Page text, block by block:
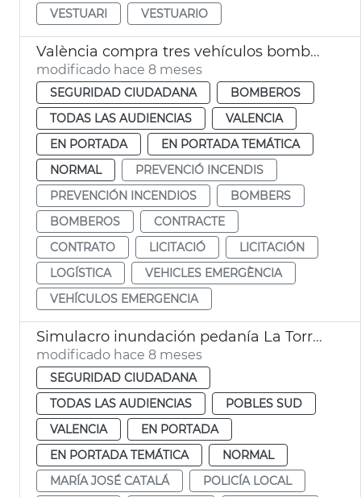
VESTUARI
VESTUARIO
València compra tres vehículos bomberos
modificado hace 8 meses
SEGURIDAD CIUDADANA
BOMBEROS
TODAS LAS AUDIENCIAS
VALENCIA
EN PORTADA
EN PORTADA TEMÁTICA
NORMAL
PREVENCIÓ INCENDIS
PREVENCIÓN INCENDIOS
BOMBERS
BOMBEROS
CONTRACTE
CONTRATO
LICITACIÓ
LICITACIÓN
LOGÍSTICA
VEHICLES EMERGÈNCIA
VEHÍCULOS EMERGENCIA
Simulacro inundación pedanía La Torre de València
modificado hace 8 meses
SEGURIDAD CIUDADANA
TODAS LAS AUDIENCIAS
POBLES SUD
VALENCIA
EN PORTADA
EN PORTADA TEMÁTICA
NORMAL
MARÍA JOSÉ CATALÁ
POLICÍA LOCAL